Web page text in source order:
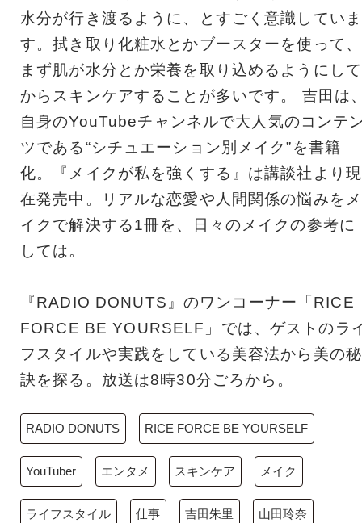
水分が行き渡るように、とすごく意識していま
す。拭き取り化粧水とかブースターを使って、
まず肌が水分とか栄養を取り込めるようにして
からスキンケアすることが多いです。 吉田は
自身のYouTubeチャンネルで大人気のコンテ
ツである“シチュエーション別メイク”を書籍
化。『メイクが私を強くする』は講談社より現
在発売中。リアルな恋愛や人間関係の悩みをメ
イクで解決する1冊を、日々のメイクの参考に
しては。
『RADIO DONUTS』のワンコーナー「RICE
FORCE BE YOURSELF」では、ゲストのラ
フスタイルや実践をしている美容法から美の秘
訣を探る。放送は8時30分ごろから。
RADIO DONUTS RICE FORCE BE YOURSELF
YouTuber エンタメ スキンケア メイク
ライフスタイル 仕事 吉田朱里 山田玲奈